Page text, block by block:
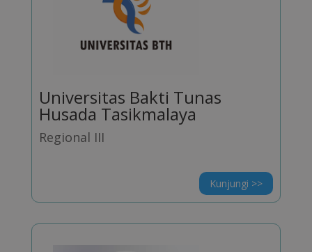
Universitas Bakti Tunas
Husada Tasikmalaya
Regional III
Kunjungi >>